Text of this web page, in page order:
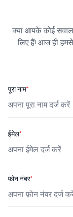
क्या आपके कोई
लिए हैं! आज ही
पूरा नाम*
ईमेल*
फ़ोन नंबर*